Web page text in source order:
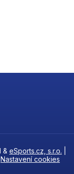
& eSports.cz, s.r.o.
Nastavení cookies